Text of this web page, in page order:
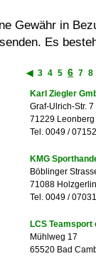
Gewähr in
Es
◀ 3 4 5 6 7 8
Karl Ziegler
Graf-Ulrich-Str. 7
71229 Leonberg
Tel. 0049 /
KMG
Böblinger
71088
Tel. 0049 /
LCS Teamsport
Mühlweg 17
65520 Bad